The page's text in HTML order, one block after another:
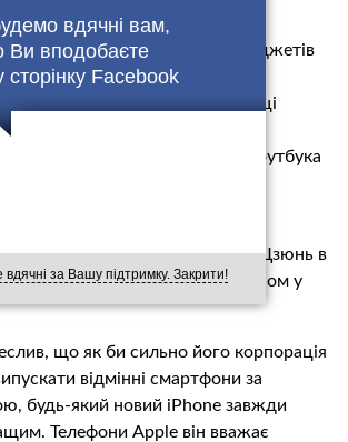
вдячні вам,
Ви вподобаєте
сторінку Facebook
вдячні за Вашу підтримку. Закрити!
9
презентацію нових гаджетів
планшети та ноутбуки. Раніше
компанія планує в цьому році
нових гаджетів з функцією
Face ID, бюджетну версію ноутбука
бездротові навушники з
функцією.
керівник компанії Xiaomi Лей Цзюнь в
iPhone X кращим смартфоном у
що як би сильно його корпорація
відмінні смартфони за
будь-який новий iPhone завжди
Телефони Apple він вважає